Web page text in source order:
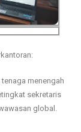
menengah
sekretaris
global.